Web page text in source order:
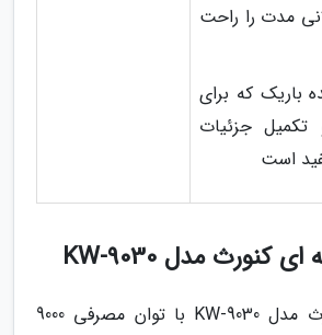
مدت را راحت
باریک که برای
تکمیل جزئیات
است
سشوار سالنی کنورث مدل KW-9030 با توان مصرفی 9000